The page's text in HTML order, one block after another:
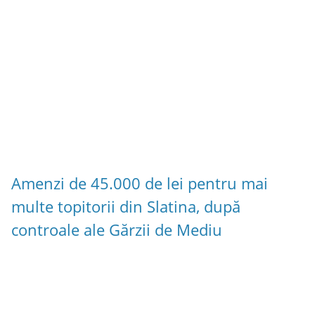
Amenzi de 45.000 de lei pentru mai
multe topitorii din Slatina, după
controale ale Gărzii de Mediu